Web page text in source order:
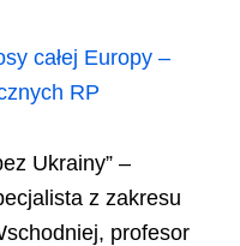
całej Europy –
RP
Ukrainy” –
z zakresu
profesor